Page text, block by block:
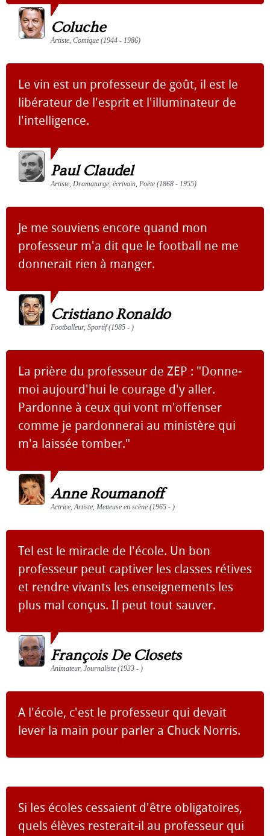
Coluche
Artiste, Comique (1944 - 1986)
Le vin est un professeur de goût, il est le
libérateur de l'esprit et l'illuminateur de
l'intelligence.
Paul Claudel
Artiste, Dramaturge, écrivain, Poète (1868 - 1955)
Je me souviens encore quand mon
professeur m'a dit que le football ne me
donnerait rien à manger.
Cristiano Ronaldo
Footballeur, Sportif (1985 - )
La prière du professeur de ZEP : "Donne-
moi aujourd'hui le courage d'y aller.
Pardonne à ceux qui vont m'offenser
comme je pardonnerai au ministère qui
m'a laissée tomber."
Anne Roumanoff
Actrice, Artiste, Metteuse en scène (1965 - )
Tel est le miracle de l'école. Un bon
professeur peut captiver les classes rétives
et rendre vivants les enseignements les
plus mal conçus. Il peut tout sauver.
François De Closets
Animateur, Journaliste (1933 - )
A l'école, c'est le professeur qui devait
lever la main pour parler a Chuck Norris.
Si les écoles cessaient d'être obligatoires,
quels élèves resterait-il au professeur qui